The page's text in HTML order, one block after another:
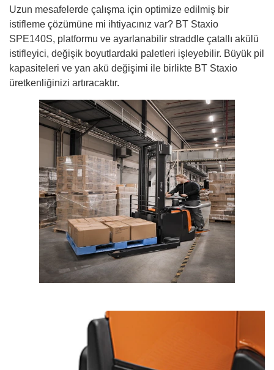
Uzun mesafelerde çalışma için optimize edilmiş bir
istifleme çözümüne mi ihtiyacınız var? BT Staxio
SPE140S, platformu ve ayarlanabilir straddle çatallı akülü
istifleyici, değişik boyutlardaki paletleri işleyebilir. Büyük pil
kapasiteleri ve yan akü değişimi ile birlikte BT Staxio
üretkenliğinizi artıracaktır.